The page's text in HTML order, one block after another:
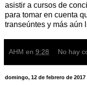
asistir a cursos de
para tomar en cuenta
transeúntes y más aún
AHM en 9:28 No hay
domingo, 12 de febrero de 2017